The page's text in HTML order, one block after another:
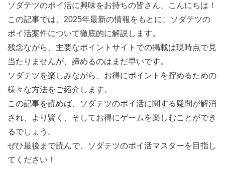
ソダテツのポイ活に興味をお持ちの皆さん、こんにちは！
この記事では、2025年最新の情報をもとに、ソダテツの
ポイ活案件について徹底的に解説します。
残念ながら、主要なポイントサイトでの掲載は現時点で見
当たりませんが、諦めるのはまだ早いです。
ソダテツを楽しみながら、お得にポイントを貯めるための
様々な方法をご紹介します。
この記事を読めば、ソダテツのポイ活に関する疑問が解消
され、より賢く、そしてお得にゲームを楽しむことができ
るでしょう。
ぜひ最後まで読んで、ソダテツのポイ活マスターを目指し
てください！